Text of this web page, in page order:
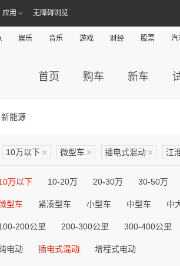
应用 无障碍浏览
娱乐 音乐 游戏 财经 股票 汽
首页 购车 新车
能源
10万以下 × 微型车 × 插电式混动 × 江
万以下 10-20万 20-30万 30-50万
型车 紧凑型车 小型车 中型车 中
200公里 200-300公里 300-400公里
电动 插电式混动 增程式电动